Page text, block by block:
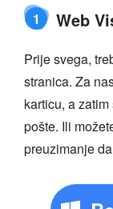
1 Web
Prije svega,
stranica. Za
karticu, a
pošte. Ili
preuzimanje